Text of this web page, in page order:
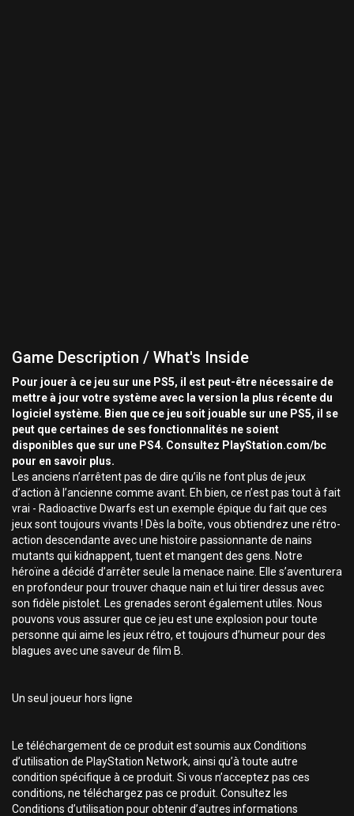
Game Description / What's Inside
Pour jouer à ce jeu sur une PS5, il est peut-être nécessaire de
mettre à jour votre système avec la version la plus récente du
logiciel système. Bien que ce jeu soit jouable sur une PS5, il se
peut que certaines de ses fonctionnalités ne soient
disponibles que sur une PS4. Consultez PlayStation.com/bc
pour en savoir plus.
Les anciens n’arrêtent pas de dire qu’ils ne font plus de jeux
d’action à l’ancienne comme avant. Eh bien, ce n’est pas tout à fait
vrai - Radioactive Dwarfs est un exemple épique du fait que ces
jeux sont toujours vivants ! Dès la boîte, vous obtiendrez une rétro-
action descendante avec une histoire passionnante de nains
mutants qui kidnappent, tuent et mangent des gens. Notre
héroïne a décidé d’arrêter seule la menace naine. Elle s’aventurera
en profondeur pour trouver chaque nain et lui tirer dessus avec
son fidèle pistolet. Les grenades seront également utiles. Nous
pouvons vous assurer que ce jeu est une explosion pour toute
personne qui aime les jeux rétro, et toujours d’humeur pour des
blagues avec une saveur de film B.
Un seul joueur hors ligne
Le téléchargement de ce produit est soumis aux Conditions
d’utilisation de PlayStation Network, ainsi qu’à toute autre
condition spécifique à ce produit. Si vous n’acceptez pas ces
conditions, ne téléchargez pas ce produit. Consultez les
Conditions d’utilisation pour obtenir d’autres informations